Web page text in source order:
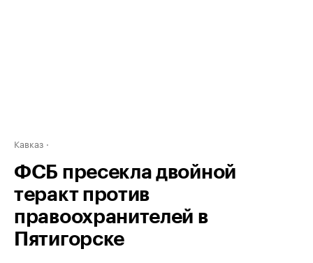
Кавказ
ФСБ пресекла двойной
теракт против
правоохранителей в
Пятигорске